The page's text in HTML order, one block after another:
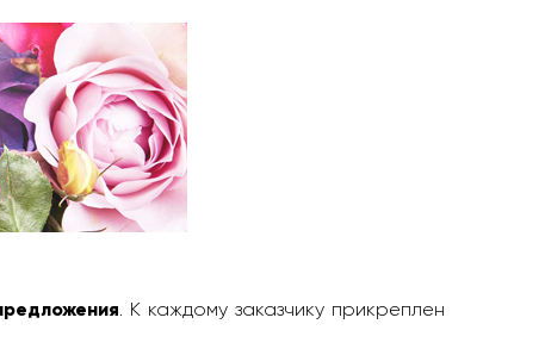
. К каждому заказчику прикреплен